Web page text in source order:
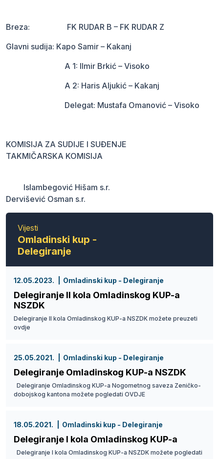
Breza: FK RUDAR B – FK RUDAR Z
Glavni sudija: Kapo Samir – Kakanj
A 1: Ilmir Brkić – Visoko
A 2: Haris Aljukić – Kakanj
Delegat: Mustafa Omanović – Visoko
KOMISIJA ZA SUDIJE I SUĐENJE
TAKMIČARSKA KOMISIJA
Islambegović Hišam s.r.
Dervišević Osman s.r.
Vijesti
Omladinski kup -
Delegiranje
12.05.2023. Omladinski kup - Delegiranje
Delegiranje II kola Omladinskog KUP-a
NSZDK
Delegiranje II kola Omladinskog KUP-a NSZDK možete preuzeti
ovdje
25.05.2021. Omladinski kup - Delegiranje
Delegiranje Omladinskog KUP-a NSZDK
Delegiranje Omladinskog KUP-a Nogometnog saveza Zeničko-
dobojskog kantona možete pogledati OVDJE
18.05.2021. Omladinski kup - Delegiranje
Delegiranje I kola Omladinskog KUP-a
Delegiranje I kola Omladinskog KUP-a NSZDK možete pogledati